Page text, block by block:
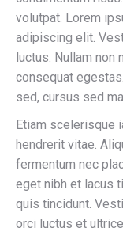
volutpat. Lorem
adipiscing elit.
luctus. Nullam non
consequat
sed, cursus sed
Etiam scelerisque
hendrerit vitae.
fermentum nec
eget nibh et lacus
quis tincidunt.
orci luctus et